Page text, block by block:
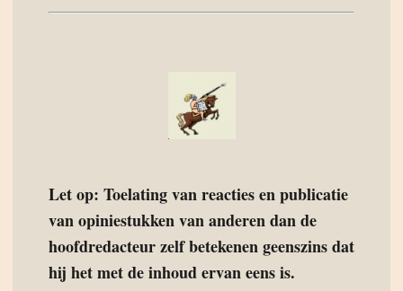
Let op: Toelating van reacties en publicatie
van opiniestukken van anderen dan de
hoofdredacteur zelf betekenen geenszins dat
hij het met de inhoud ervan eens is.